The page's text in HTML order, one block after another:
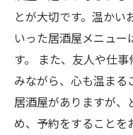
とが大切です。温かい
いった居酒屋メニュー
す。 また、友人や仕
みながら、心も温まる
居酒屋がありますが、
め、予約をすることを